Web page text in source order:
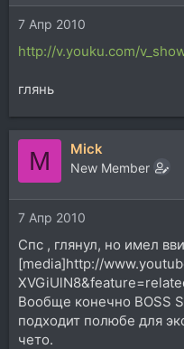
7 Апр 2010
http://v.youku.com/
глянь
M Mick
New Member
7 Апр 2010
Спс , глянул, но имел
[media]http://
Вообще конечно BOSS
подходит полюбе для
чето.